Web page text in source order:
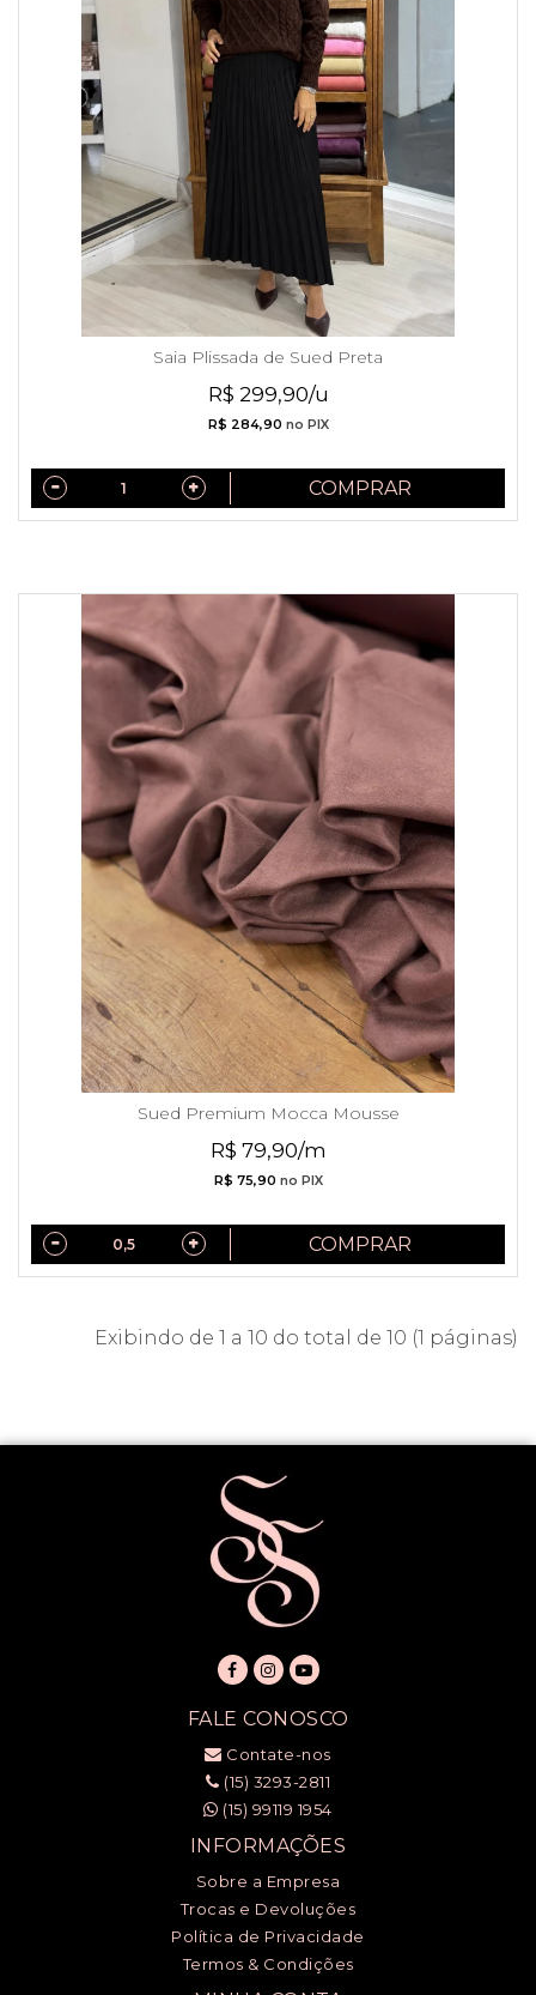
Saia Plissada de Sued Preta
R$ 299,90/u
R$ 284,90 no PIX
COMPRAR
Sued Premium Mocca Mousse
R$ 79,90/m
R$ 75,90 no PIX
COMPRAR
Exibindo de 1 a 10 do total de 10 (1 páginas)
FALE CONOSCO
Contate-nos
(15) 3293-2811
(15) 99119 1954
INFORMAÇÕES
Sobre a Empresa
Trocas e Devoluções
Política de Privacidade
Termos & Condições